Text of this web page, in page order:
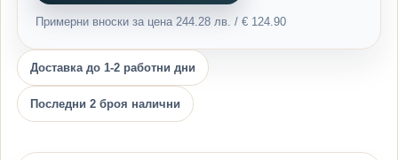
Примерни вноски за цена 244.28 лв. / € 124.90
Доставка до 1-2 работни дни
Последни 2 броя налични